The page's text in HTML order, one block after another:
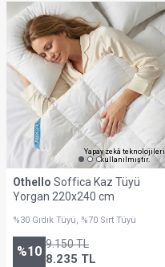
Yapay zekâ teknolojileri
kullanılmıştır.
Othello Soffica Kaz Tüyü
Yorgan 220x240 cm
%30 Gıdık Tüyü, %70 Sırt Tüyü
%10 9.150TL
8.235 TL